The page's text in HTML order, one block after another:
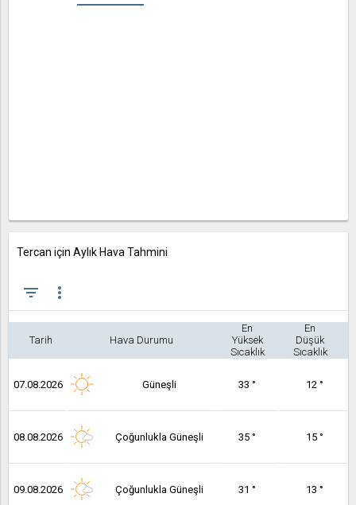
Tercan için Aylık Hava Tahmini
filter_list more_vert
Tarih Hava Durumu
En
Yüksek
Sıcaklık
En
Düşük
Sıcaklık
07.08.2026 Güneşli 33 ° 12 °
08.08.2026 Çoğunlukla Güneşli 35 ° 15 °
09.08.2026 Çoğunlukla Güneşli 31 ° 13 °